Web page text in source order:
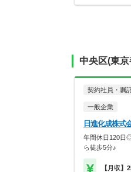
中央区(東
契約社員・嘱
一般企業
日進化成株
年間休日120
ら徒歩5分♪
【月収】